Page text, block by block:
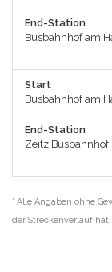
End-Station
Busbahnhof am
Start
Busbahnhof am
End-Station
Zeitz Busbahnhof
* Alle Angaben ohne
der Streckenverlauf